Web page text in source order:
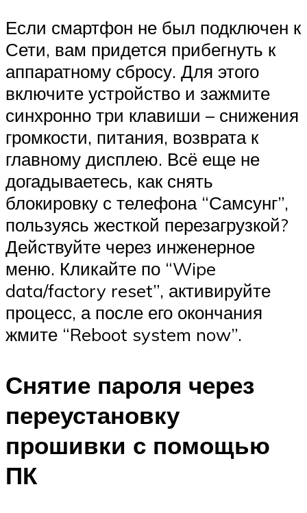
Если смартфон не был подключен к
Сети, вам придется прибегнуть к
аппаратному сбросу. Для этого
включите устройство и зажмите
синхронно три клавиши – снижения
громкости, питания, возврата к
главному дисплею. Всё еще не
догадываетесь, как снять
блокировку с телефона “Самсунг”,
пользуясь жесткой перезагрузкой?
Действуйте через инженерное
меню. Кликайте по “Wipe
data/factory reset”, активируйте
процесс, а после его окончания
жмите “Reboot system now”.
Снятие пароля через
переустановку
прошивки с помощью
ПК